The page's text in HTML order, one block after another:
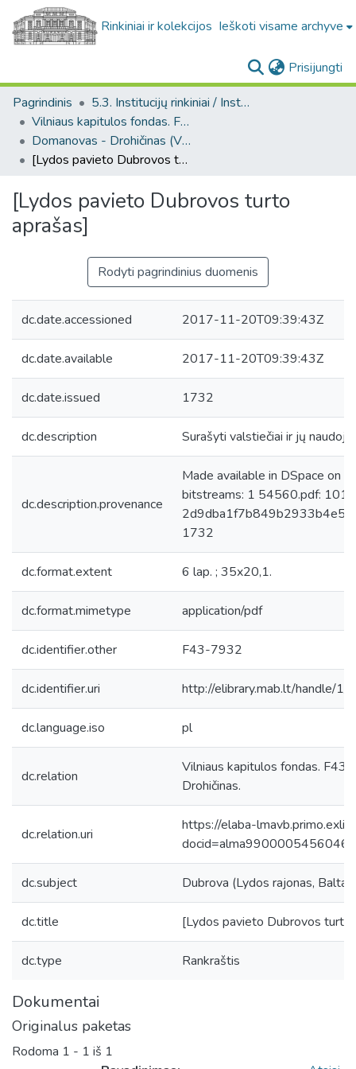
Rinkiniai ir kolekcijos Ieškoti visame archyve
Prisijungti
Pagrindinis
5.3. Institucijų rinkiniai / Institutional collections
Vilniaus kapitulos fondas. F43
Domanovas - Drohičinas (Vilniaus kapitulos fondas. F43, Bažnytinės valdos)
[Lydos pavieto Dubrovos turto aprašas]
[Lydos pavieto Dubrovos turto
aprašas]
Rodyti pagrindinius duomenis
dc.date.accessioned 2017-11-20T09:39:43Z
dc.date.available 2017-11-20T09:39:43Z
dc.date.issued 1732
dc.description Surašyti valstiečiai ir jų
dc.description.provenance
Made available in DSpace on
bitstreams: 1 54560.pdf:
1732
dc.format.extent 6 lap. ; 35x20,1.
dc.format.mimetype application/pdf
dc.identifier.other F43-7932
dc.identifier.uri http://elibrary.mab.lt/handle/1/
dc.language.iso pl
dc.relation
Vilniaus kapitulos fondas.
Drohičinas.
dc.relation.uri
https://elaba-
dc.subject Dubrova (Lydos rajonas,
dc.title [Lydos pavieto Dubrovos turto
dc.type Rankraštis
Dokumentai
Originalus paketas
Rodoma 1 - 1 iš 1